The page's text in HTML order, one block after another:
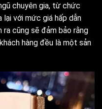
chuyên gia, từ chức
lại với mức giá hấp dẫn
cũng sẽ đảm bảo rằng
hàng đều là một sản